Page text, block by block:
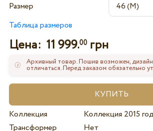
Размер
Таблица размеров
Цена: 11 999.00грн
Архивный товар. Пошив возможен,
отличаться. Перед заказом обязательно
Коллекция
Коллекция 2015
Трансформер
Нет